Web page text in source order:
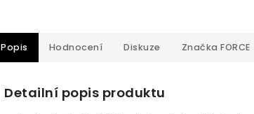
Popis Hodnocení Diskuze Značka FORCE
Detailní popis produktu